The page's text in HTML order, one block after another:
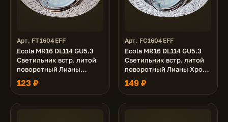
Арт. FT1604EFF
Ecola MR16 DL114 GU5.3
Светильник встр. литой
поворотный Лианы
Сатин-Хром 25x90
123 ₽
Арт. FC1604EFF
Ecola MR16 DL114 GU5.3
Светильник встр. литой
поворотный Лианы Хром
25x90
149 ₽